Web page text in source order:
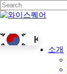
Skip
to
main
Close
KO
소개